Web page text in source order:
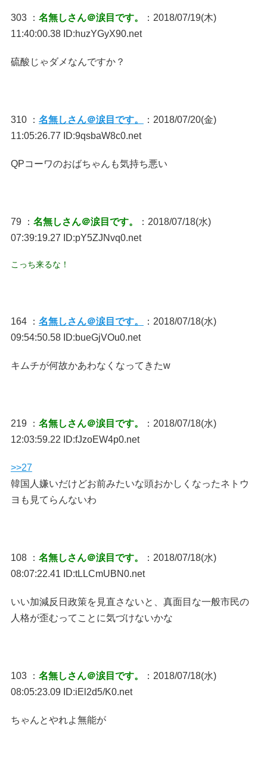
303 ： 名無しさん＠涙目です。
：2018/07/19(木)
11:40:00.38 ID:huzYGyX90.net
硫酸じゃダメなんですか？
310 ： 名無しさん＠涙目です。
：2018/07/20(金)
11:05:26.77 ID:9qsbaW8c0.net
QPコーワのおばちゃんも気持ち悪い
79 ： 名無しさん＠涙目です。
：2018/07/18(水)
07:39:19.27 ID:pY5ZJNvq0.net
こっち来るな！
164 ： 名無しさん＠涙目です。
：2018/07/18(水)
09:54:50.58 ID:bueGjVOu0.net
キムチが何故かあわなくなってきたw
219 ： 名無しさん＠涙目です。
：2018/07/18(水)
12:03:59.22 ID:fJzoEW4p0.net
>>27
韓国人嫌いだけどお前みたいな頭おかしくなったネトウ
ヨも見てらんないわ
108 ： 名無しさん＠涙目です。
：2018/07/18(水)
08:07:22.41 ID:tLLCmUBN0.net
いい加減反日政策を見直さないと、真面目な一般市民の
人格が歪むってことに気づけないかな
103 ： 名無しさん＠涙目です。
：2018/07/18(水)
08:05:23.09 ID:iEl2d5/K0.net
ちゃんとやれよ無能が